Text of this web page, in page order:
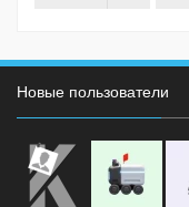
Новые пользователи